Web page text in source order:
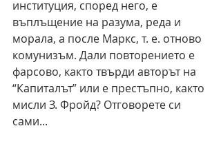
институция, според него, е
въплъщение на разума, реда и
морала, а после Маркс, т. е. отново
комунизъм. Дали повторението е
фарсово, както твърди авторът на
“Капиталът” или е престъпно, както
мисли З. Фройд? Отговорете си
сами...